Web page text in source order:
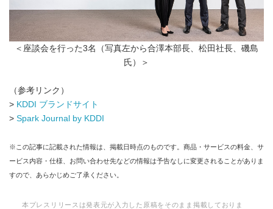
＜座談会を行った3名（写真左から合澤本部長、松田社長、磯島
氏）＞
（参考リンク）
> KDDI ブランドサイト
> Spark Journal by KDDI
※この記事に記載された情報は、掲載日時点のものです。商品・サービスの料金、サ
ービス内容・仕様、お問い合わせ先などの情報は予告なしに変更されることがありま
すので、あらかじめご了承ください。
本プレスリリースは発表元が入力した原稿をそのまま掲載しておりま